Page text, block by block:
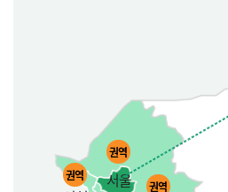
권역
권역
서울 권역